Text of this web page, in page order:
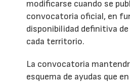
modificarse cuando se
convocatoria oficial, en
disponibilidad definitiva
cada territorio.
La convocatoria
esquema de ayudas que